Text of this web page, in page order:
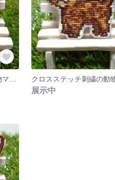
展示中